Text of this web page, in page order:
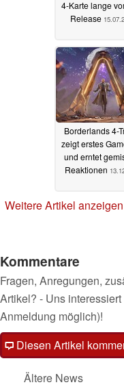
4-Karte lange
Release
Borderlands 4-
zeigt erstes
und erntet
Reaktionen
Weitere Artikel anzeigen
Kommentare
Fragen, Anregungen,
Artikel? - Uns
Anmeldung möglich)!
Diesen Artikel
Ältere News